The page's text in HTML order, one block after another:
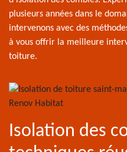
plusieurs années dans le
intervenons avec des
à vous offrir la meilleure
toiture.
Isolation des